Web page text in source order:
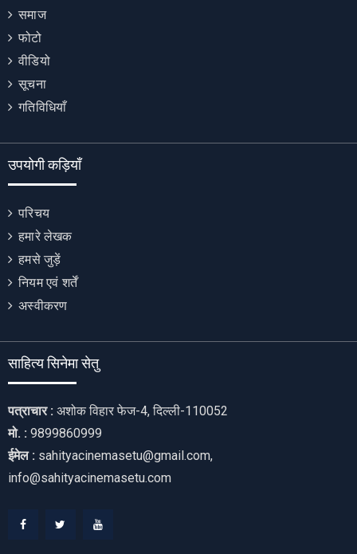
समाज
फोटो
वीडियो
सूचना
गतिविधियाँ
उपयोगी कड़ियाँ
परिचय
हमारे लेखक
हमसे जुड़ें
नियम एवं शर्तें
अस्वीकरण
साहित्य सिनेमा सेतु
पत्राचार : अशोक विहार फेज-4, दिल्ली-110052
मो. : 9899860999
ईमेल : sahityacinemasetu@gmail.com,
info@sahityacinemasetu.com